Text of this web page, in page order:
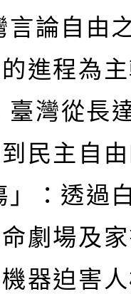
論自由
進程為
臺灣從長
民主自
：透過
劇場及
器迫害